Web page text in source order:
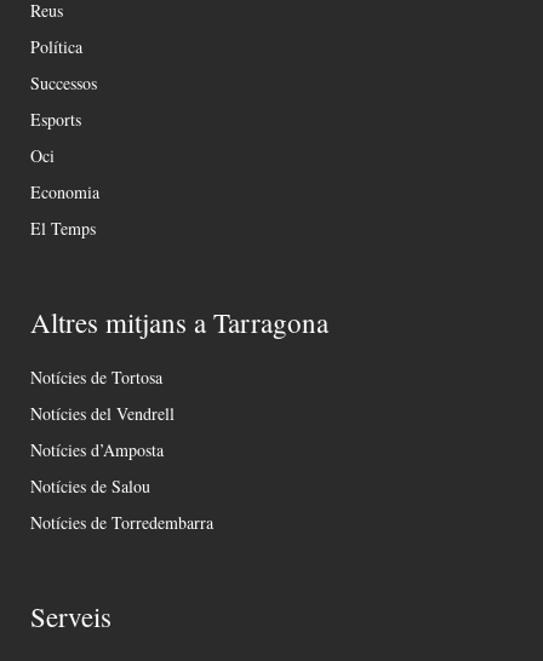
Reus
Política
Successos
Esports
Oci
Economia
El Temps
Altres mitjans a Tarragona
Notícies de Tortosa
Notícies del Vendrell
Notícies d’Amposta
Notícies de Salou
Notícies de Torredembarra
Serveis